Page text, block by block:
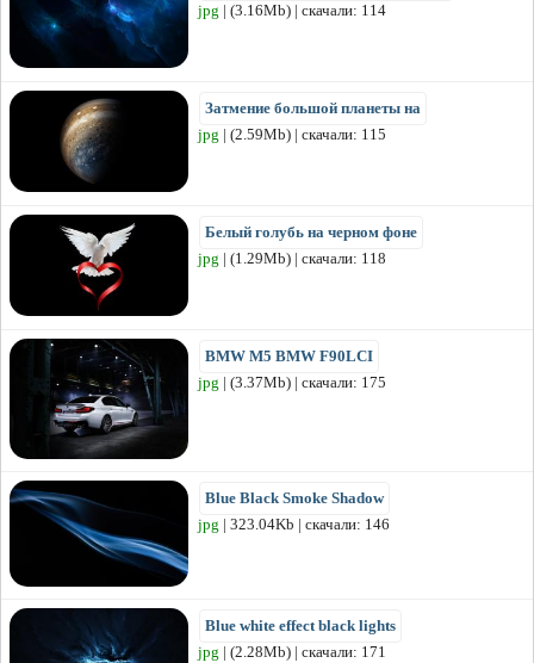
jpg | (3.16Mb) | скачали: 114
Затмение большой планеты на
jpg | (2.59Mb) | скачали: 115
Белый голубь на черном фоне
jpg | (1.29Mb) | скачали: 118
BMW M5 BMW F90LCI
jpg | (3.37Mb) | скачали: 175
Blue Black Smoke Shadow
jpg | 323.04Kb | скачали: 146
Blue white effect black lights
jpg | (2.28Mb) | скачали: 171